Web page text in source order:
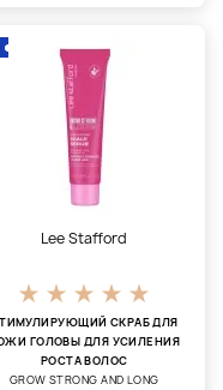
Lee Stafford
СКРАБ ДЛЯ
ГОЛОВЫ ДЛЯ УСИЛЕНИЯ
РОСТА ВОЛОС
GROW STRONG AND LONG